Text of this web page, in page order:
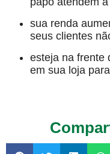
sua renda
seus clientes
esteja na frente
em sua loja